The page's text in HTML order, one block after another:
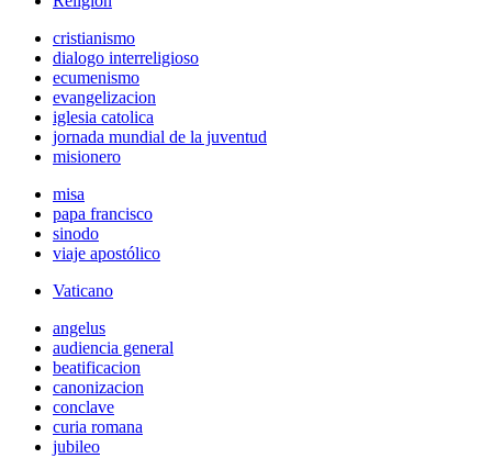
cristianismo
dialogo interreligioso
ecumenismo
evangelizacion
iglesia catolica
jornada mundial de la juventud
misionero
misa
papa francisco
sinodo
viaje apostólico
Vaticano
angelus
audiencia general
beatificacion
canonizacion
conclave
curia romana
jubileo